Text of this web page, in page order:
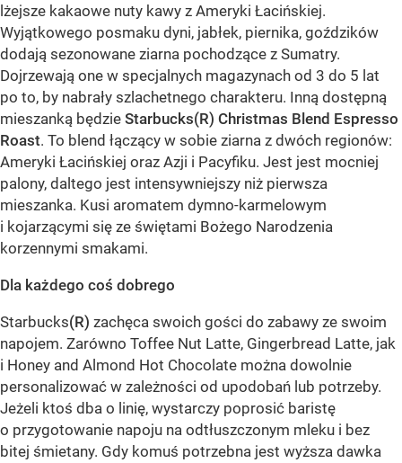
lżejsze kakaowe nuty kawy z Ameryki Łacińskiej.
Wyjątkowego posmaku dyni, jabłek, piernika, goździków
dodają sezonowane ziarna pochodzące z Sumatry.
Dojrzewają one w specjalnych magazynach od 3 do 5 lat
po to, by nabrały szlachetnego charakteru. Inną dostępną
mieszanką będzie Starbucks(R) Christmas Blend Espresso
Roast. To blend łączący w sobie ziarna z dwóch regionów:
Ameryki Łacińskiej oraz Azji i Pacyfiku. Jest jest mocniej
palony, daltego jest intensywniejszy niż pierwsza
mieszanka. Kusi aromatem dymno-karmelowym
i kojarzącymi się ze świętami Bożego Narodzenia
korzennymi smakami.
Dla każdego coś dobrego
Starbucks(R) zachęca swoich gości do zabawy ze swoim
napojem. Zarówno Toffee Nut Latte, Gingerbread Latte, jak
i Honey and Almond Hot Chocolate można dowolnie
personalizować w zależności od upodobań lub potrzeby.
Jeżeli ktoś dba o linię, wystarczy poprosić baristę
o przygotowanie napoju na odtłuszczonym mleku i bez
bitej śmietany. Gdy komuś potrzebna jest wyższa dawka